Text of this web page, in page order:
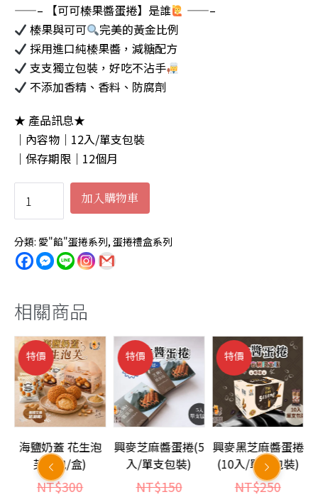
格：
NT$350。
格：
NT$320。
——– 【可可榛果醬蛋捲】是誰
——–
榛果與可可
完美的黃金比例
採用進口純榛果醬，減糖配方
支支獨立包裝，好吃不沾手
不添加香精、香料、防腐劑
★ 產品訊息★
｜內容物｜12入/單支包裝
｜保存期限｜12個月
果
醬
捲
(12
入/
單
支
包
裝)
數
加入購物車
分類: 愛"餡"蛋捲系列, 蛋捲禮盒系列
相關商品
特價
海鹽奶蓋 花生泡
芙(2包/盒)
NT$300原
特價
興麥芝麻醬蛋捲(5
入/單支包裝)
NT$150原
特價
興麥黑芝麻醬蛋捲
(10入/單支包裝)
NT$250原